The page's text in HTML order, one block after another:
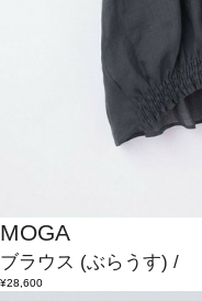
MOGA
ブラウス (ぶらうす) /
¥28,600